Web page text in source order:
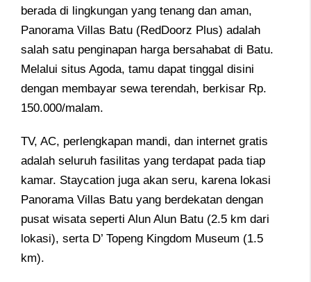
berada di lingkungan yang tenang dan aman,
Panorama Villas Batu (RedDoorz Plus) adalah
salah satu penginapan harga bersahabat di Batu.
Melalui situs Agoda, tamu dapat tinggal disini
dengan membayar sewa terendah, berkisar Rp.
150.000/malam.
TV, AC, perlengkapan mandi, dan internet gratis
adalah seluruh fasilitas yang terdapat pada tiap
kamar. Staycation juga akan seru, karena lokasi
Panorama Villas Batu yang berdekatan dengan
pusat wisata seperti Alun Alun Batu (2.5 km dari
lokasi), serta D’ Topeng Kingdom Museum (1.5
km).